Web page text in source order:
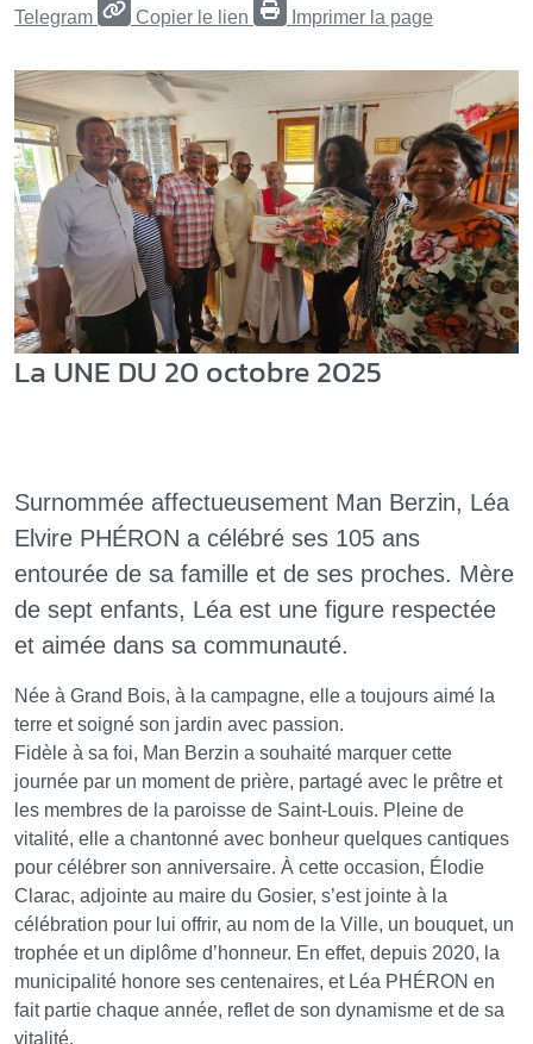
Telegram Copier le lien Imprimer la page
La UNE DU 20 octobre 2025
Surnommée affectueusement Man Berzin, Léa
Elvire PHÉRON a célébré ses 105 ans
entourée de sa famille et de ses proches. Mère
de sept enfants, Léa est une figure respectée
et aimée dans sa communauté.
Née à Grand Bois, à la campagne, elle a toujours aimé la
terre et soigné son jardin avec passion.
Fidèle à sa foi, Man Berzin a souhaité marquer cette
journée par un moment de prière, partagé avec le prêtre et
les membres de la paroisse de Saint-Louis. Pleine de
vitalité, elle a chantonné avec bonheur quelques cantiques
pour célébrer son anniversaire. À cette occasion, Élodie
Clarac, adjointe au maire du Gosier, s’est jointe à la
célébration pour lui offrir, au nom de la Ville, un bouquet, un
trophée et un diplôme d’honneur. En effet, depuis 2020, la
municipalité honore ses centenaires, et Léa PHÉRON en
fait partie chaque année, reflet de son dynamisme et de sa
vitalité.